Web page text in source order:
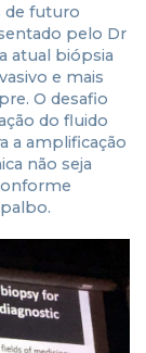
de futuro
pelo Dr
atual biópsia
e mais
O desafio
do fluido
a amplificação
não seja